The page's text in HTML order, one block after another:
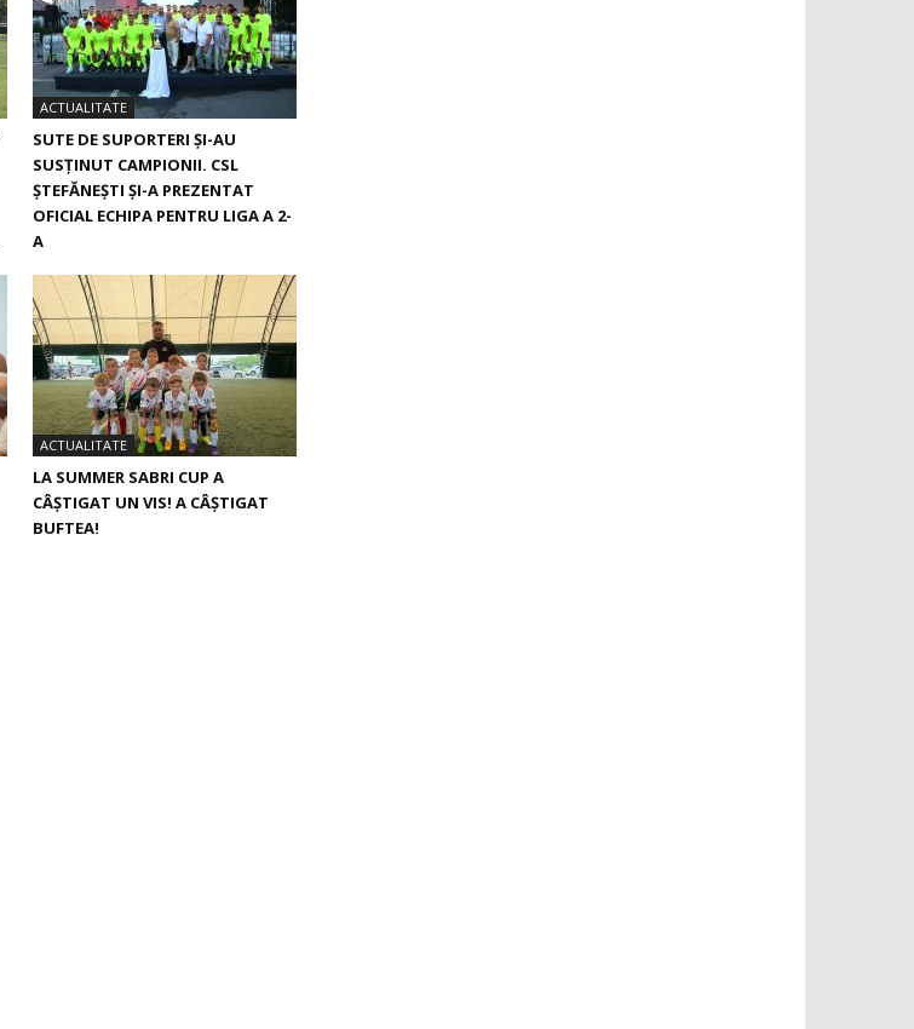
ACTUALITATE
SUTE DE SUPORTERI ȘI-AU
SUSȚINUT CAMPIONII. CSL
ȘTEFĂNEȘTI ȘI-A PREZENTAT
OFICIAL ECHIPA PENTRU LIGA A 2-
A
ACTUALITATE
LA SUMMER SABRI CUP A
CÂȘTIGAT UN VIS! A CÂȘTIGAT
BUFTEA!